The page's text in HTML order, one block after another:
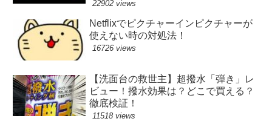
22902 views
Netflixでピクチャーインピクチャーが
使えない時の対処法！
16726 views
【洗面台の救世主】超撥水「弾き」レ
ビュー！撥水効果は？どこで買える？
徹底検証！
11518 views